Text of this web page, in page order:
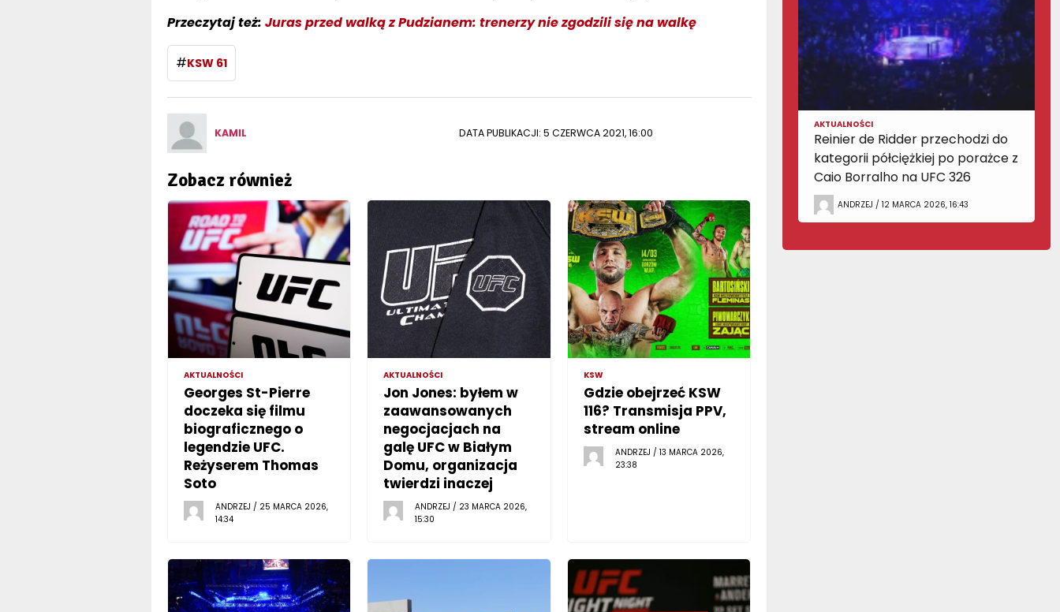
Przeczytaj też: Juras przed walką z Pudzianem: trenerzy nie zgodzili się na walkę
#KSW 61
KAMIL DATA PUBLIKACJI: 5 CZERWCA 2021, 16:00
Zobacz również
AKTUALNOŚCI
Georges St-Pierre
doczeka się filmu
biograficznego o
legendzie UFC.
Reżyserem Thomas
Soto
ANDRZEJ / 25 MARCA 2026,
14:34
AKTUALNOŚCI
Jon Jones: byłem w
zaawansowanych
negocjacjach na
galę UFC w Białym
Domu, organizacja
twierdzi inaczej
ANDRZEJ / 23 MARCA 2026,
15:30
KSW
Gdzie obejrzeć KSW
116? Transmisja PPV,
stream online
ANDRZEJ / 13 MARCA 2026,
23:38
AKTUALNOŚCI
Reinier de Ridder przechodzi do
kategorii półciężkiej po porażce z
Caio Borralho na UFC 326
ANDRZEJ / 12 MARCA 2026, 16:43